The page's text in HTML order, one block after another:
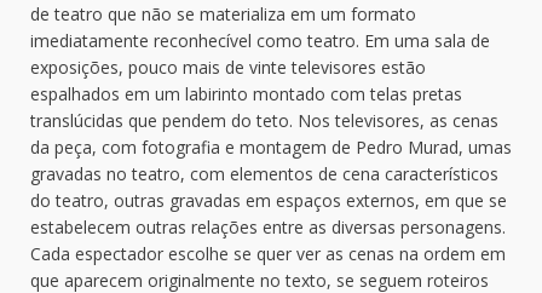
de teatro que não se materializa em um formato
imediatamente reconhecível como teatro. Em uma sala de
exposições, pouco mais de vinte televisores estão
espalhados em um labirinto montado com telas pretas
translúcidas que pendem do teto. Nos televisores, as cenas
da peça, com fotografia e montagem de Pedro Murad, umas
gravadas no teatro, com elementos de cena característicos
do teatro, outras gravadas em espaços externos, em que se
estabelecem outras relações entre as diversas personagens.
Cada espectador escolhe se quer ver as cenas na ordem em
que aparecem originalmente no texto, se seguem roteiros